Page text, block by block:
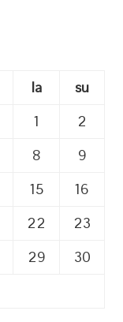
la
su
1
2
8
9
15
16
22
23
29
30